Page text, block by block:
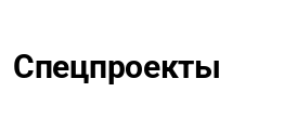
Спецпроекты